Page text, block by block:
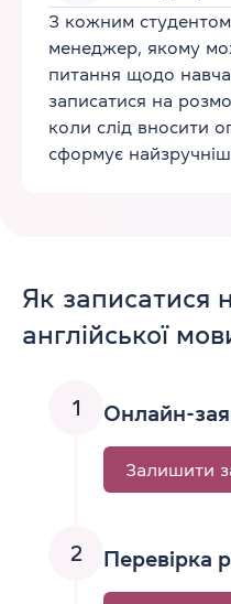
З кожним
менеджер, якому
питання щодо
записатися на
коли слід вносити
сформує
Як записатися
англійської
1 Онлайн-
Залишити
2 Перевірка